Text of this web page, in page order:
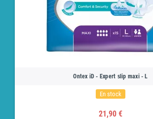
Ontex iD - Expert slip maxi - L
En stock
21,90 €